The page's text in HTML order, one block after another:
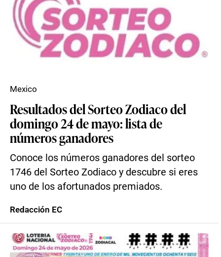
Resultados del Sorteo Zodiaco del
domingo 24 de mayo: lista de
números ganadores
Conoce los números ganadores del sorteo
1746 del Sorteo Zodiaco y descubre si eres
uno de los afortunados premiados.
Mexico
Redacción EC